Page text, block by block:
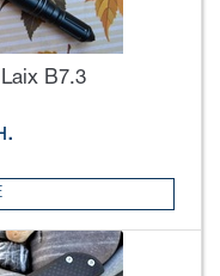
Laix B7.3